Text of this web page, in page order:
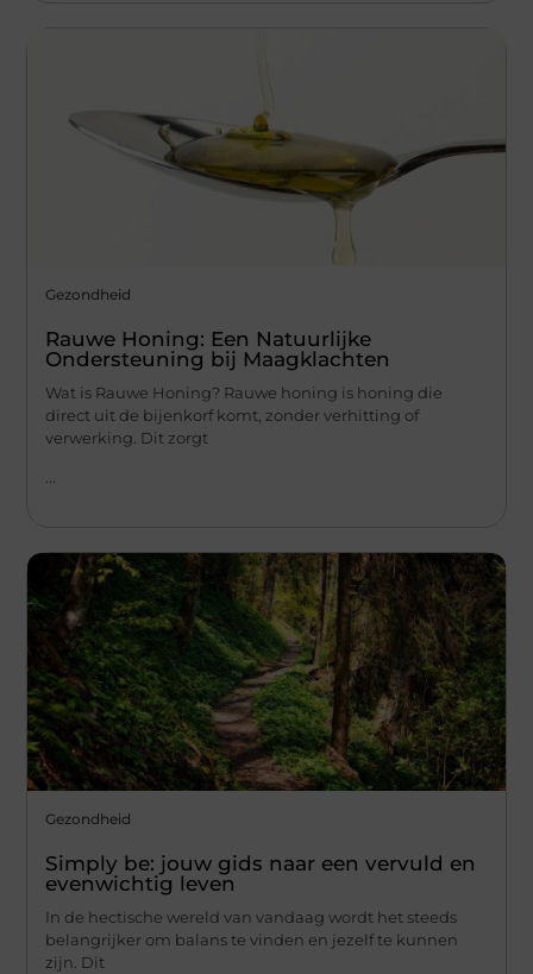
Gezondheid
Rauwe Honing: Een Natuurlijke
Ondersteuning bij Maagklachten
Wat is Rauwe Honing? Rauwe honing is honing die
direct uit de bijenkorf komt, zonder verhitting of
verwerking. Dit zorgt
...
Gezondheid
Simply be: jouw gids naar een vervuld en
evenwichtig leven
In de hectische wereld van vandaag wordt het steeds
belangrijker om balans te vinden en jezelf te kunnen
zijn. Dit